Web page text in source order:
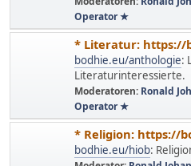
Operator ★
* Literatur: https://
bodhie.eu/anthologie:
Literaturinteressierte.
Moderatoren: Ronald
Operator ★
* Religion: https://
bodhie.eu/hiob: